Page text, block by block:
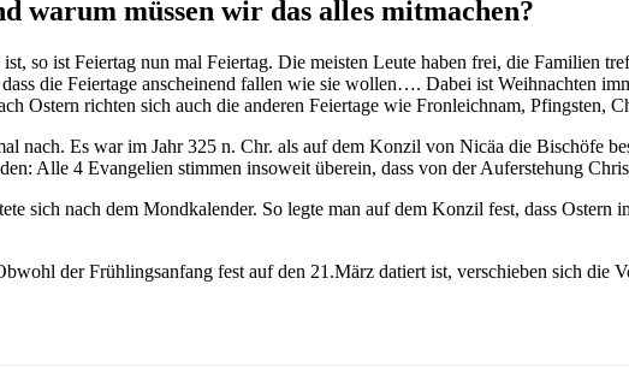
warum müssen wir das alles mitmachen?
so ist Feiertag nun mal Feiertag. Die meisten Leute haben frei, die Familien
die Feiertage anscheinend fallen wie sie wollen…. Dabei ist Weihnachten
Ostern richten sich auch die anderen Feiertage wie Fronleichnam, Pfingsten,
Es war im Jahr 325 n. Chr. als auf dem Konzil von Nicäa die Bischöfe
Alle 4 Evangelien stimmen insoweit überein, dass von der Auferstehung
sich nach dem Mondkalender. So legte man auf dem Konzil fest, dass Ostern
der Frühlingsanfang fest auf den 21.März datiert ist, verschieben sich die